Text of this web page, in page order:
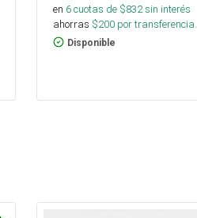
en 6cuotas de $832sin interés
ahorras $200 por transferencia.
Disponible